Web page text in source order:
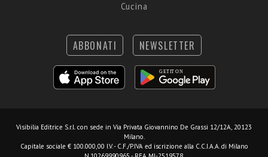
Cucina
ABBONATI NEWSLETTER
Visibilia Editrice S.r.l. con sede in Via Privata Giovannino De Grassi 12/12A, 20123
Milano.
Capitale sociale € 100.000,00 I.V. - C.F./P.IVA ed iscrizione alla C.C.I.A.A. di Milano